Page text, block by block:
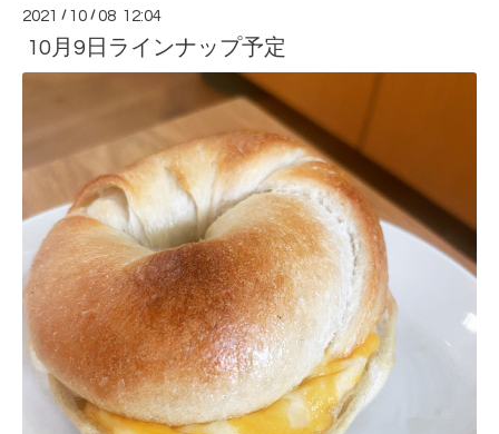
2021 / 10 /08 12:04
10月9日ラインナップ予定